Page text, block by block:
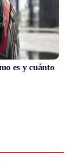
es y cuánto